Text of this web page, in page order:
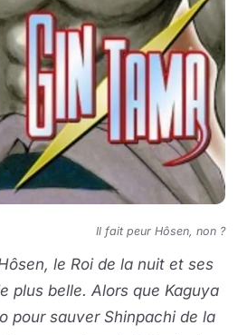
Il fait peur Hôsen, non ?
le Roi de la nuit et ses
plus belle. Alors que Kaguya
pour sauver Shinpachi de la